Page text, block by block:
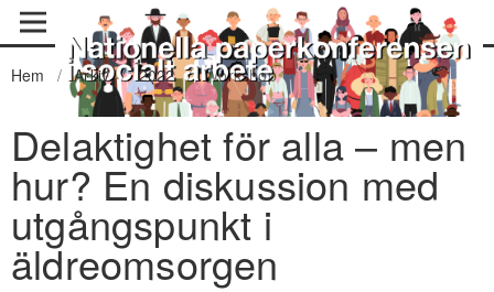
Hem / Arkiv / 2022 / Workshop
Delaktighet för alla – men
hur? En diskussion med
utgångspunkt i
äldreomsorgen